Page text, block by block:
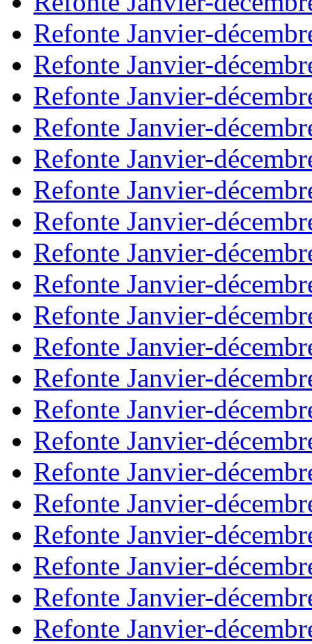
Refonte Janvier-
Refonte Janvier-
Refonte Janvier-
Refonte Janvier-
Refonte Janvier-
Refonte Janvier-
Refonte Janvier-
Refonte Janvier-
Refonte Janvier-
Refonte Janvier-
Refonte Janvier-
Refonte Janvier-
Refonte Janvier-
Refonte Janvier-
Refonte Janvier-
Refonte Janvier-
Refonte Janvier-
Refonte Janvier-
Refonte Janvier-
Refonte Janvier-